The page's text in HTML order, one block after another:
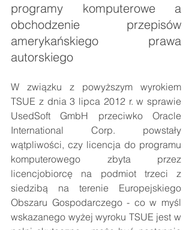
programy komputerowe a
obchodzenie przepisów
amerykańskiego prawa
autorskiego
W związku z powyższym wyrokiem
TSUE z dnia 3 lipca 2012 r. w sprawie
UsedSoft GmbH przeciwko Oracle
International Corp. powstały
wątpliwości, czy licencja do programu
komputerowego zbyta przez
licencjobiorcę na podmiot trzeci z
siedzibą na terenie Europejskiego
Obszaru Gospodarczego - co w myśl
wskazanego wyżej wyroku TSUE jest w